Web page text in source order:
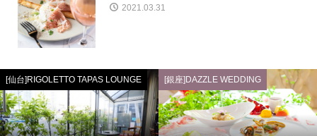
2021.03.31
[仙台]RIGOLETTO TAPAS LOUNGE [銀座]DAZZLE WEDDING